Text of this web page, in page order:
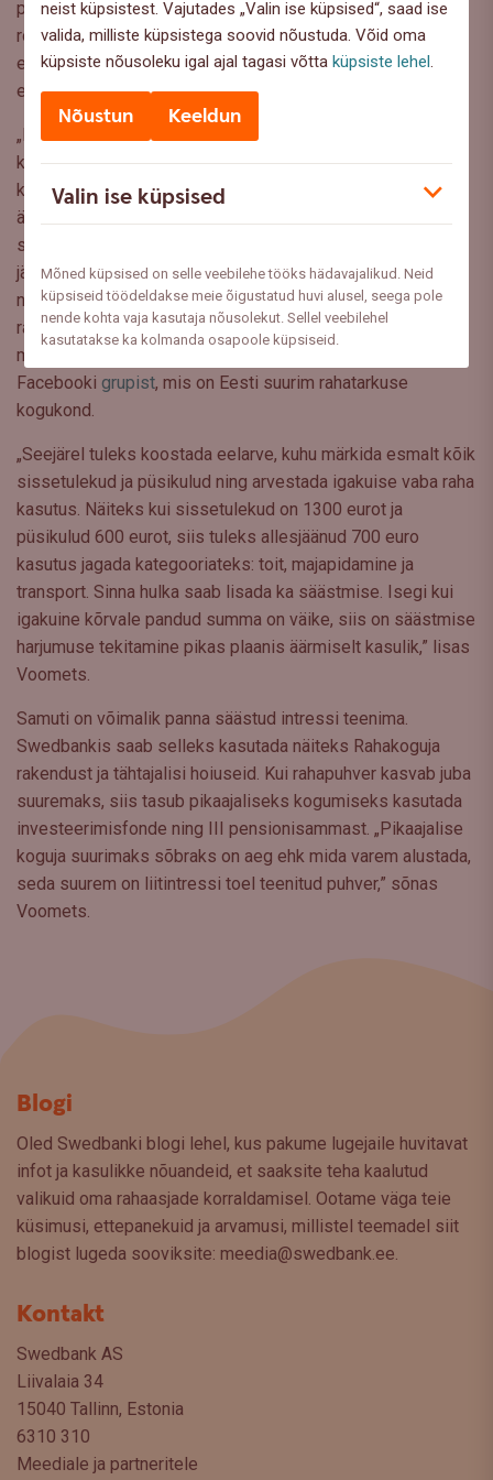
neist küpsistest. Vajutades „Valin ise küpsised“, saad ise
valida, milliste küpsistega soovid nõustuda. Võid oma
küpsiste nõusoleku igal ajal tagasi võttaküpsiste lehel.
Nõustun Keeldun
Valin ise küpsised
Mõned küpsised on selle veebilehe tööks hädavajalikud. Neid
küpsiseid töödeldakse meie õigustatud huvi alusel, seega pole
nende kohta vaja kasutaja nõusolekut. Sellel veebilehel
kasutatakse ka kolmanda osapoole küpsiseid.
planeerivad oma rahaasju vaid 44% Eesti elanikest. Kõige
rohkem analüüsivad väljaminekuid 30-39-aastased Eesti
elanikud ja pensionärid. Üldse ei planeeri oma rahaasju 7%
elanikest.
„Eelarve planeerimine on esimene samm rahaasjade
kontrolli alla saamiseks. See võib alguses tunduda
keeruline, eriti kui tundub, et kogu sissetulek kulub nagunii
ära. Samas aitab oma väljaminekute analüüsimine leida
sageli kokkuhoiukohti,” ütles Voomets. Väljaminekute
jälgimist saab teha tavapärases Exceli tabelis või kasutada
näiteks pangaäpis või internetipangas olevat eelarve
rakendust. Ideid, kuidas eelarvet plaanida, raha säästa ja
meelerahufondi koguda, leiab ka Kogumispäeviku
Facebooki grupist, mis on Eesti suurim rahatarkuse
kogukond.
„Seejärel tuleks koostada eelarve, kuhu märkida esmalt kõik
sissetulekud ja püsikulud ning arvestada igakuise vaba raha
kasutus. Näiteks kui sissetulekud on 1300 eurot ja
püsikulud 600 eurot, siis tuleks allesjäänud 700 euro
kasutus jagada kategooriateks: toit, majapidamine ja
transport. Sinna hulka saab lisada ka säästmise. Isegi kui
igakuine kõrvale pandud summa on väike, siis on säästmise
harjumuse tekitamine pikas plaanis äärmiselt kasulik,” lisas
Voomets.
Samuti on võimalik panna säästud intressi teenima.
Swedbankis saab selleks kasutada näiteks Rahakoguja
rakendust ja tähtajalisi hoiuseid. Kui rahapuhver kasvab juba
suuremaks, siis tasub pikaajaliseks kogumiseks kasutada
investeerimisfonde ning III pensionisammast. „Pikaajalise
koguja suurimaks sõbraks on aeg ehk mida varem alustada,
seda suurem on liitintressi toel teenitud puhver,” sõnas
Voomets.
Blogi
Oled Swedbanki blogi lehel, kus pakume lugejaile huvitavat
infot ja kasulikke nõuandeid, et saaksite teha kaalutud
valikuid oma rahaasjade korraldamisel. Ootame väga teie
küsimusi, ettepanekuid ja arvamusi, millistel teemadel siit
blogist lugeda sooviksite: meedia@swedbank.ee.
Kontakt
Swedbank AS
Liivalaia 34
15040 Tallinn, Estonia
6310 310
Meediale ja partneritele